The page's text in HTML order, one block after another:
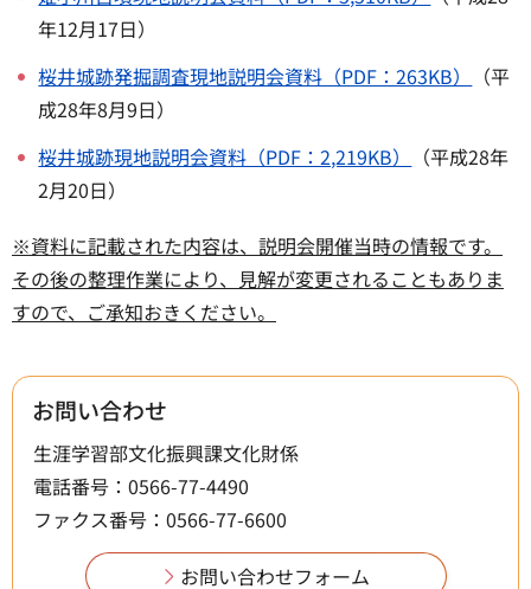
年12月17日）
桜井城跡発掘調査現地説明会資料（PDF：263KB）
（平
成28年8月9日）
桜井城跡現地説明会資料（PDF：2,219KB）
（平成28年
2月20日）
※資料に記載された内容は、説明会開催当時の情報です。
その後の整理作業により、見解が変更されることもありま
すので、ご承知おきください。
お問い合わせ
生涯学習部文化振興課文化財係
電話番号：0566-77-4490
ファクス番号：0566-77-6600